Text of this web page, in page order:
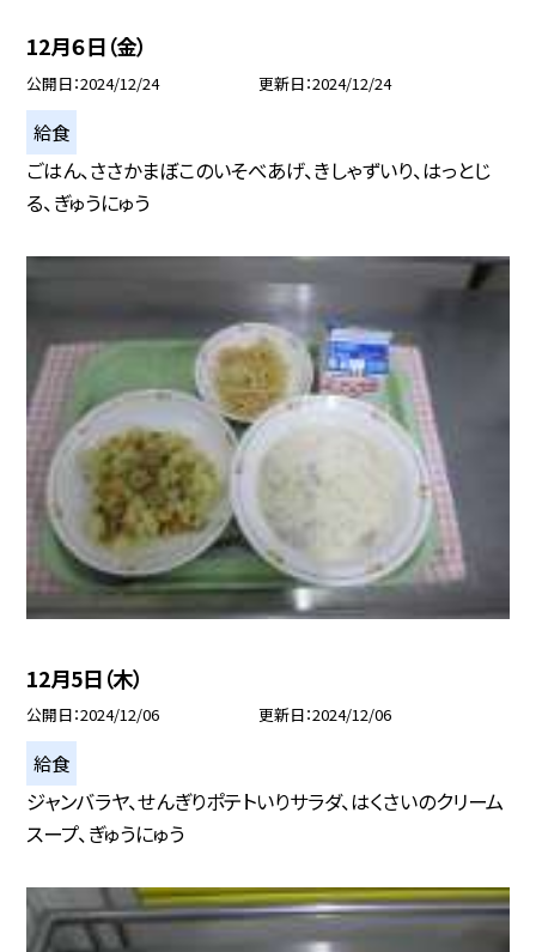
12月６日（金）
公開日 2024/12/24 更新日 2024/12/24
給食
ごはん、ささかまぼこのいそべあげ、きしゃずいり、はっとじ
る、ぎゅうにゅう
12月5日（木）
公開日 2024/12/06 更新日 2024/12/06
給食
ジャンバラヤ、せんぎりポテトいりサラダ、はくさいのクリーム
スープ、ぎゅうにゅう